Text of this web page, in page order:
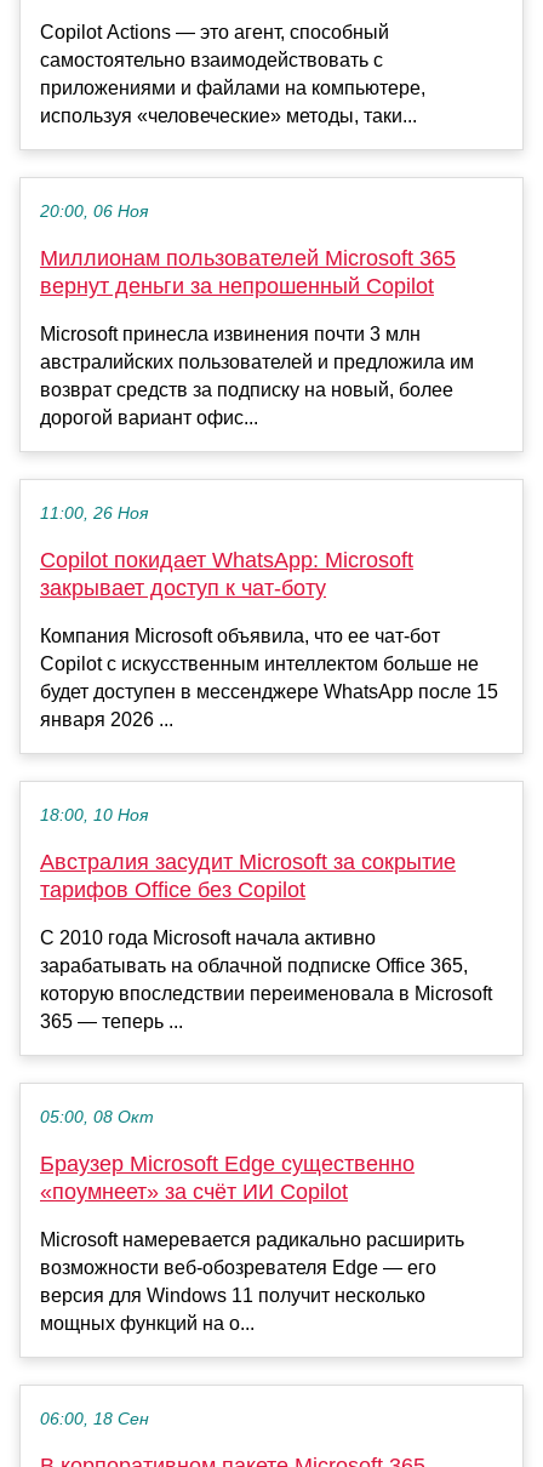
Copilot Actions — это агент, способный
самостоятельно взаимодействовать с
приложениями и файлами на компьютере,
используя «человеческие» методы, таки...
20:00, 06 Ноя
Миллионам пользователей Microsoft 365
вернут деньги за непрошенный Copilot
Microsoft принесла извинения почти 3 млн
австралийских пользователей и предложила им
возврат средств за подписку на новый, более
дорогой вариант офис...
11:00, 26 Ноя
Copilot покидает WhatsApp: Microsoft
закрывает доступ к чат-боту
Компания Microsoft объявила, что ее чат-бот
Copilot с искусственным интеллектом больше не
будет доступен в мессенджере WhatsApp после 15
января 2026 ...
18:00, 10 Ноя
Австралия засудит Microsoft за сокрытие
тарифов Office без Copilot
С 2010 года Microsoft начала активно
зарабатывать на облачной подписке Office 365,
которую впоследствии переименовала в Microsoft
365 — теперь ...
05:00, 08 Окт
Браузер Microsoft Edge существенно
«поумнеет» за счёт ИИ Copilot
Microsoft намеревается радикально расширить
возможности веб-обозревателя Edge — его
версия для Windows 11 получит несколько
мощных функций на о...
06:00, 18 Сен